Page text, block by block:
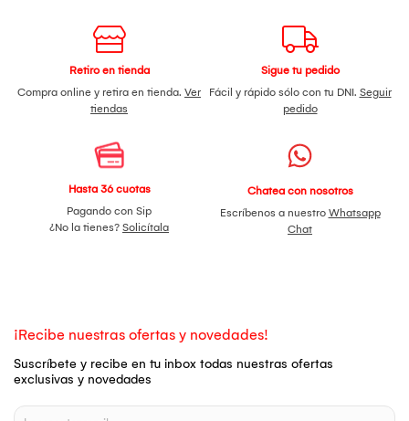
Retiro en tienda
Compra online y retira en tienda. Ver
tiendas
Sigue tu pedido
Fácil y rápido sólo con tu DNI. Seguir
pedido
Hasta 36 cuotas
Pagando con Sip
¿No la tienes? Solicítala
Chatea con nosotros
Escríbenos a nuestro Whatsapp
Chat
¡Recibe nuestras ofertas y novedades!
Suscríbete y recibe en tu inbox todas nuestras ofertas
exclusivas y novedades